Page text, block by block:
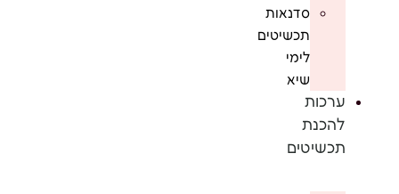
סדנאות
תכשיטים
לימי
שיא
ערכות
להכנת
תכשיטים